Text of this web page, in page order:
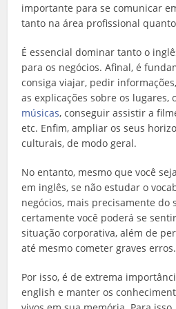
importante para se comunicar
tanto na área profissional
É essencial dominar tanto o
para os negócios. Afinal, é
consiga viajar, pedir
as explicações sobre os lugares,
músicas, conseguir assistir a
etc. Enfim, ampliar os seus
culturais, de modo geral.
No entanto, mesmo que você
em inglês, se não estudar o
negócios, mais precisamente do
certamente você poderá se
situação corporativa, além de
até mesmo cometer graves erros.
Por isso, é de extrema
english e manter os